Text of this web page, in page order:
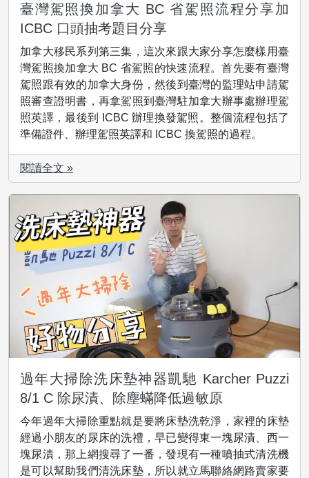
臺灣駕照換加拿大 BC 省駕照流程分享加
ICBC 口頭抽考題目分享
加拿大移民系列第三集，這次來跟大家分享怎麼樣用臺
灣駕照換加拿大 BC 省駕照的快速流程。首先要有臺灣
駕照跟有效的加拿大身份，然後到臺灣的監理站申請駕
照審查證明書，再拿駕照到臺灣駐加拿大辦事處辦理駕
照英譯，最後到 ICBC 辦理換發駕照。整個流程包括了
準備證件、辦理駕照英譯和 ICBC 換駕照的過程。
閱讀全文 »
過年大掃除洗床墊神器凱馳 Karcher Puzzi
8/1 C 除尿漬、除塵蟎降低過敏原
今年過年大掃除重點就是要將床墊洗乾淨，家裡的床墊
經過小朋友的尿床的洗禮，早已變得東一塊尿漬、西一
塊尿漬，那上網搜尋了一番，發現有一種噴抽式清洗機
是可以幫助我們清洗床墊，所以就立馬聯絡網路賣家要